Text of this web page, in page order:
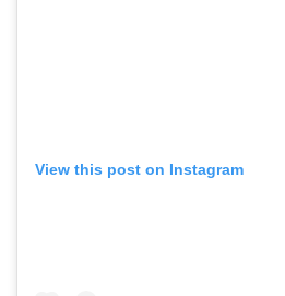
View this post on Instagram